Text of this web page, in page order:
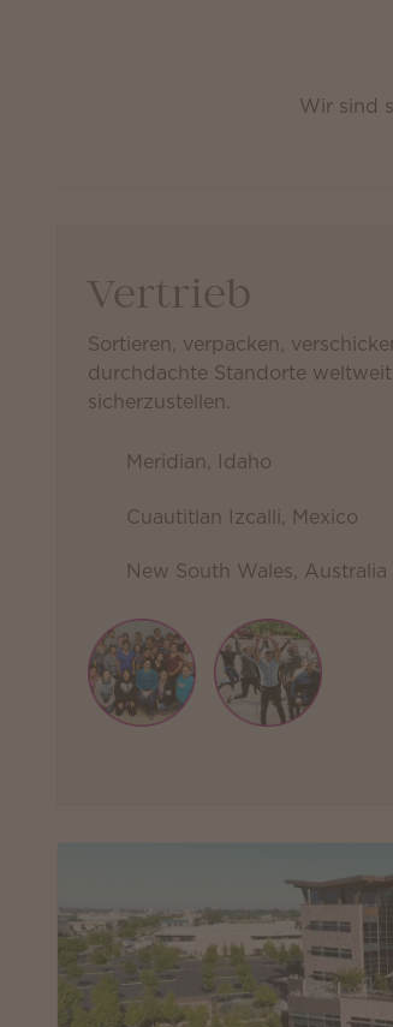
Wir sind
Vertrieb
Sortieren, verpacken,
durchdachte Standorte
sicherzustellen.
Meridian, Idaho
Cuautitlan Izcalli, Mexico
New South Wales, Australia